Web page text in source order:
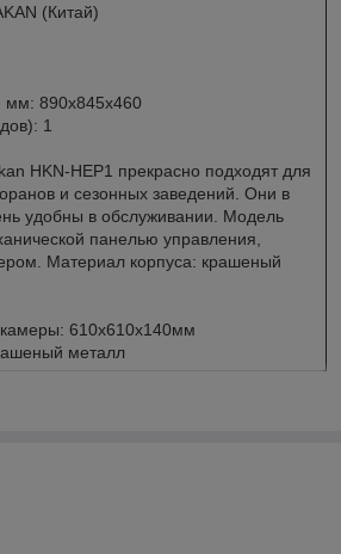
(Китай)
мм: 890х845х460
1
HKN-HEP1 прекрасно подходят для
и сезонных заведений. Они в
удобны в обслуживании. Модель
панелью управления,
Материал корпуса: крашеный
610х610х140мм
металл